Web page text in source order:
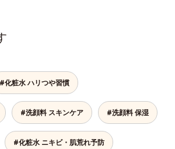
#化粧水 ハリつや習慣
#洗顔料 スキンケア #洗顔料 保湿
#化粧水 ニキビ・肌荒れ予防